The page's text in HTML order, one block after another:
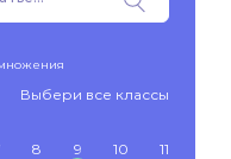
Выбери все классы
8 9 10 11